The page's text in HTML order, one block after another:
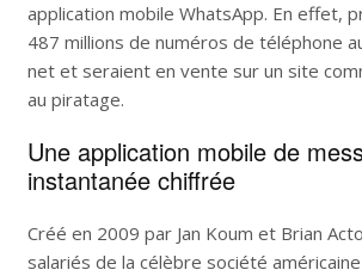
application mobile WhatsApp. En effet,
487 millions de numéros de téléphone
net et seraient en vente sur un site
au piratage.
Une application mobile de
instantanée chiffrée
Créé en 2009 par Jan Koum et Brian
salariés de la célèbre société